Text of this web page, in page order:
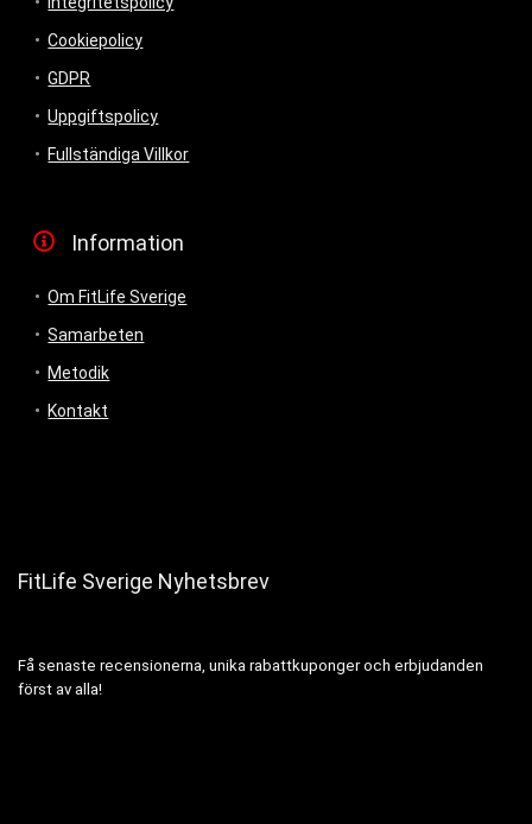
Cookiepolicy
GDPR
Uppgiftspolicy
Fullständiga Villkor
Information
Om FitLife Sverige
Samarbeten
Metodik
Kontakt
FitLife Sverige Nyhetsbrev
Få senaste recensionerna, unika rabattkuponger och erbjudanden
först av alla!